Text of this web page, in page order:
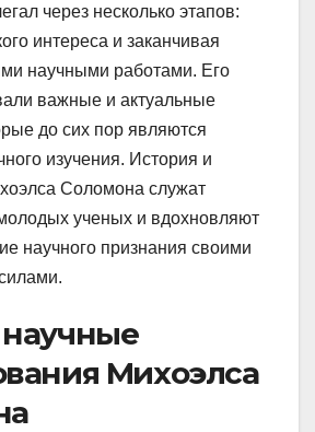
через несколько этапов:
интереса и заканчивая
научными работами. Его
важные и актуальные
до сих пор являются
изучения. История и
Соломона служат
ученых и вдохновляют
научного признания своими
Михоэлса